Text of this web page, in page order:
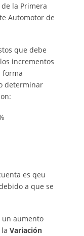
la Primera
Automotor de
que debe
incrementos
forma
determinar
es qeu
a que se
un aumento
Variación